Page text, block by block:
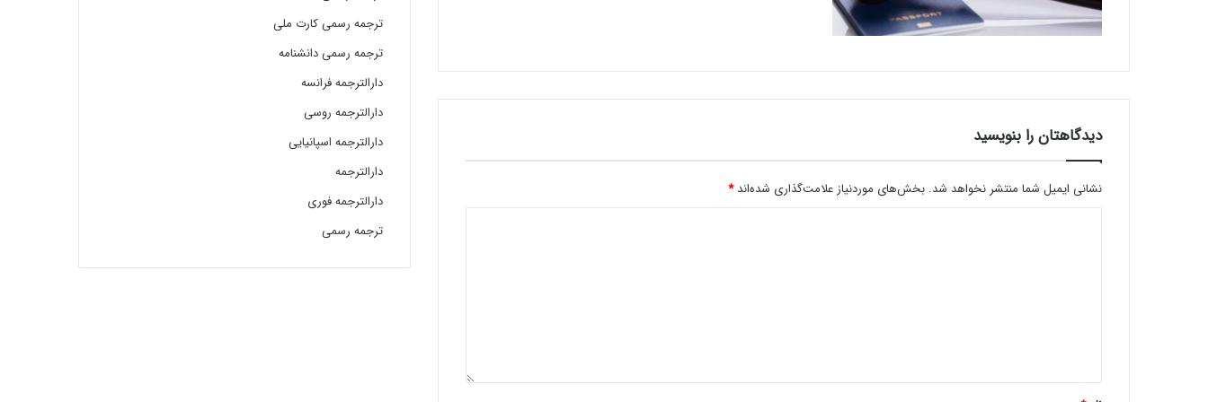
دیدگاهتان را بنویسید
نشانی ایمیل شما منتشر نخواهد شد. بخش‌های موردنیاز علامت‌گذاری شده‌اند*
ترجمه رسمی کارت ملی
ترجمه رسمی دانشنامه
دارالترجمه فرانسه
دارالترجمه روسی
دارالترجمه اسپانیایی
دارالترجمه
دارالترجمه فوری
ترجمه رسمی